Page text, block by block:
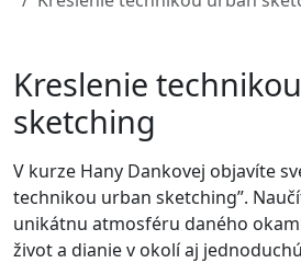
Kreslenie
sketching
V kurze Hany Dankovej objavíte
technikou urban sketching”.
unikátnu atmosféru daného
život a dianie v okolí aj